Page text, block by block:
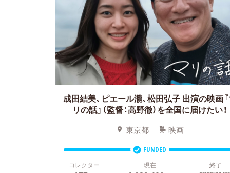
成田結美、ピエール瀧、松田弘子 出演の映画
リの話』（監督：高野徹）を全国に届けたい！
東京都 映画
FUNDED
コレクター
現在 終了